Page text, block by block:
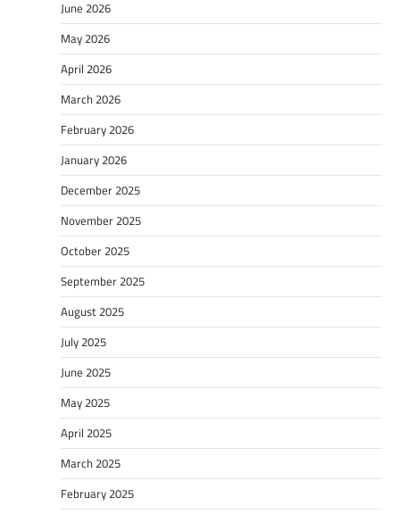
June 2026
May 2026
April 2026
March 2026
February 2026
January 2026
December 2025
November 2025
October 2025
September 2025
August 2025
July 2025
June 2025
May 2025
April 2025
March 2025
February 2025